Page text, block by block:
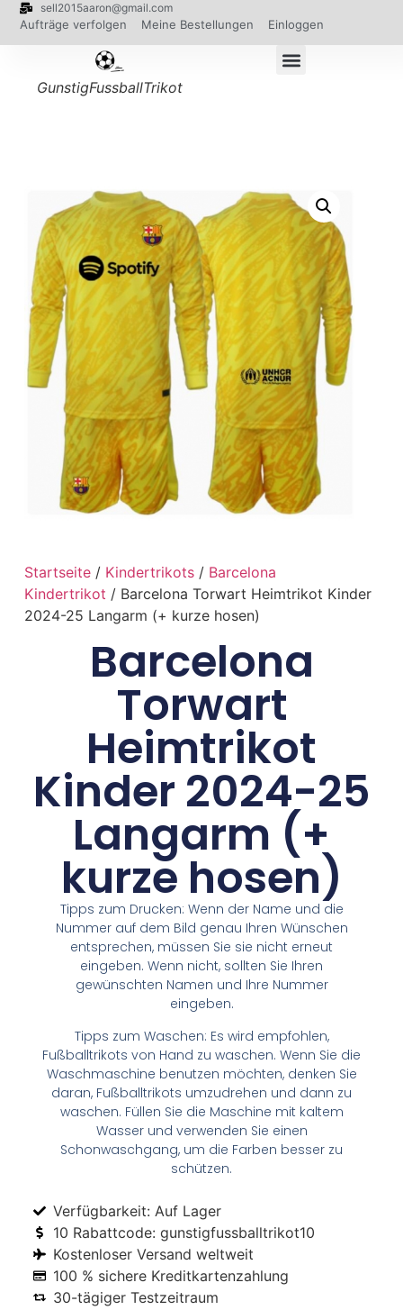
sell2015aaron@gmail.com
Aufträge verfolgen Meine Bestellungen Einloggen
GunstigFussballTrikot
Startseite/ Kindertrikots/ Barcelona
Kindertrikot / Barcelona Torwart Heimtrikot Kinder
2024-25 Langarm (+ kurze hosen)
Barcelona
Torwart
Heimtrikot
Kinder 2024-25
Langarm (+
kurze hosen)
Tipps zum Drucken: Wenn der Name und die
Nummer auf dem Bild genau Ihren Wünschen
entsprechen, müssen Sie sie nicht erneut
eingeben. Wenn nicht, sollten Sie Ihren
gewünschten Namen und Ihre Nummer
eingeben.
Tipps zum Waschen: Es wird empfohlen,
Fußballtrikots von Hand zu waschen. Wenn Sie die
Waschmaschine benutzen möchten, denken Sie
daran, Fußballtrikots umzudrehen und dann zu
waschen. Füllen Sie die Maschine mit kaltem
Wasser und verwenden Sie einen
Schonwaschgang, um die Farben besser zu
schützen.
Verfügbarkeit: Auf Lager
10 Rabattcode: gunstigfussballtrikot10
Kostenloser Versand weltweit
100 % sichere Kreditkartenzahlung
30-tägiger Testzeitraum